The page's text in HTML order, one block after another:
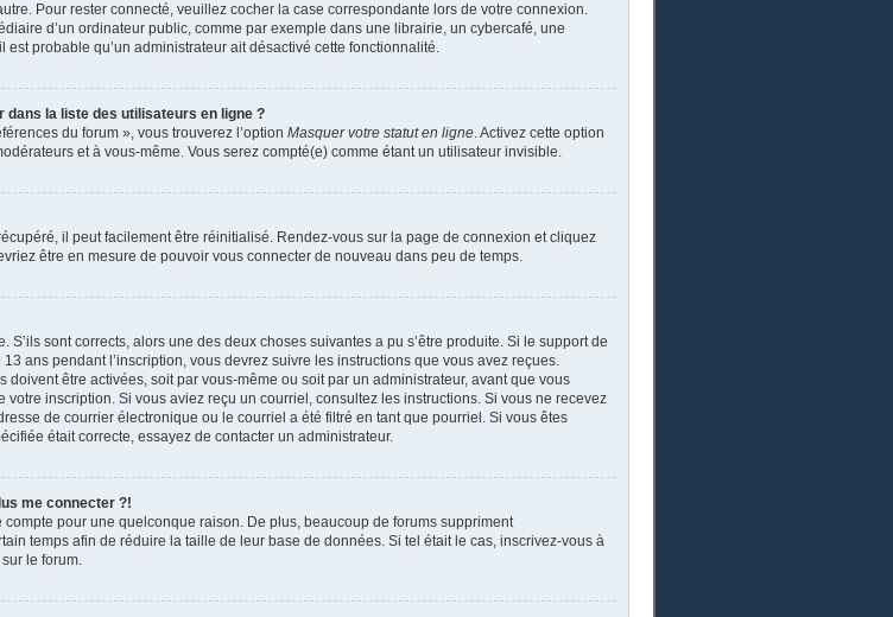
Pour rester connecté, veuillez cocher la case correspondante lors de votre connexion.
d’un ordinateur public, comme par exemple dans une librairie, un cybercafé, une
probable qu’un administrateur ait désactivé cette fonctionnalité.
dans la liste des utilisateurs en ligne ?
du forum », vous trouverez l’option Masquer votre statut en ligne. Activez cette option
et à vous-même. Vous serez compté(e) comme étant un utilisateur invisible.
il peut facilement être réinitialisé. Rendez-vous sur la page de connexion et cliquez
être en mesure de pouvoir vous connecter de nouveau dans peu de temps.
S’ils sont corrects, alors une des deux choses suivantes a pu s’être produite. Si le support de
ans pendant l’inscription, vous devrez suivre les instructions que vous avez reçues.
être activées, soit par vous-même ou soit par un administrateur, avant que vous
inscription. Si vous aviez reçu un courriel, consultez les instructions. Si vous ne recevez
de courrier électronique ou le courriel a été filtré en tant que pourriel. Si vous êtes
était correcte, essayez de contacter un administrateur.
me connecter ?!
compte pour une quelconque raison. De plus, beaucoup de forums suppriment
temps afin de réduire la taille de leur base de données. Si tel était le cas, inscrivez-vous à
le forum.